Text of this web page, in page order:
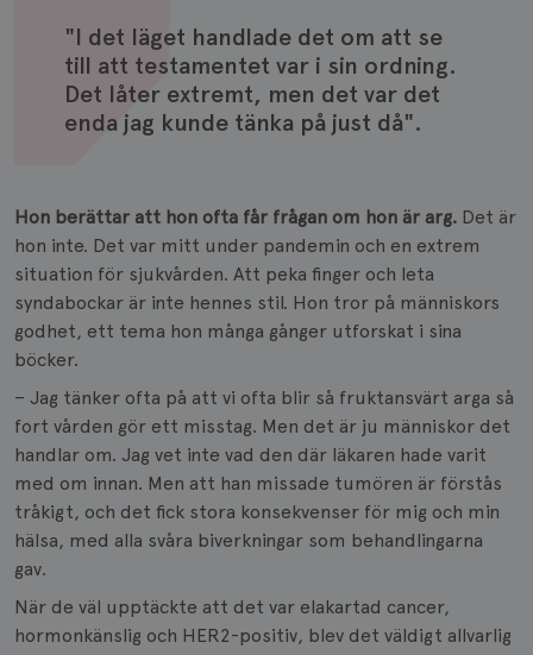
"I det läget handlade det om att se
till att testamentet var i sin ordning.
Det låter extremt, men det var det
enda jag kunde tänka på just då".
Hon berättar att hon ofta får frågan om hon är arg. Det är
hon inte. Det var mitt under pandemin och en extrem
situation för sjukvården. Att peka finger och leta
syndabockar är inte hennes stil. Hon tror på människors
godhet, ett tema hon många gånger utforskat i sina
böcker.
– Jag tänker ofta på att vi ofta blir så fruktansvärt arga så
fort vården gör ett misstag. Men det är ju människor det
handlar om. Jag vet inte vad den där läkaren hade varit
med om innan. Men att han missade tumören är förstås
tråkigt, och det fick stora konsekvenser för mig och min
hälsa, med alla svåra biverkningar som behandlingarna
gav.
När de väl upptäckte att det var elakartad cancer,
hormonkänslig och HER2-positiv, blev det väldigt allvarlig